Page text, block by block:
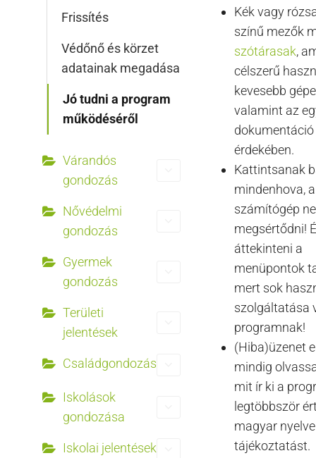
Frissítés
Védőnő és körzet
adatainak megadása
Jó tudni a program
működéséről
Várandós
gondozás
Nővédelmi
gondozás
Gyermek
gondozás
Területi
jelentések
Családgondozás
Iskolások
gondozása
Iskolai jelentések
Kék vagy
színű mezők
szótárasak,
célszerű
kevesebb
valamint az
dokumentáció
érdekében.
Kattintsanak
mindenhova, a
számítógép
megsértődni!
áttekinteni a
menüpontok
mert sok
szolgáltatása
programnak!
(Hiba)üzenet
mindig
mit ír ki a
legtöbbször
magyar
tájékoztatást.